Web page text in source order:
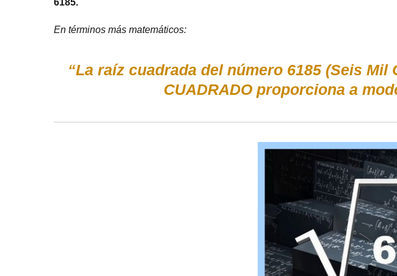
6185.
En términos más matemáticos:
“La raíz cuadrada del número 6185 (Seis
CUADRADO proporciona a